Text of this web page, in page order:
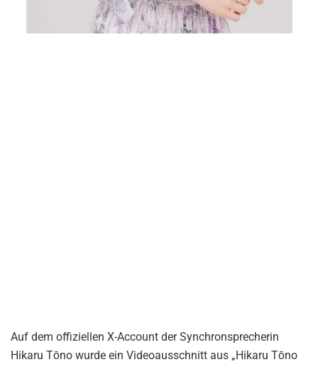
Auf dem offiziellen X-Account der Synchronsprecherin
Hikaru Tōno wurde ein Videoausschnitt aus „Hikaru Tōno